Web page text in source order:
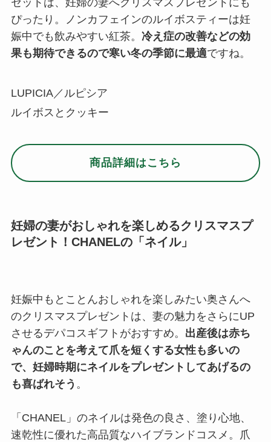
セットは、妊婦の妻へクリスマスプレゼントにも
ぴったり。ノンカフェインのルイボスティーは妊
娠中でも飲みやすい紅茶。 冷え症の改善などの効
果も期待できるので寒い冬の季節に最適ですね。
LUPICIA／ルピシア
ルイボスとクッキー
商品詳細はこちら
妊婦の妻がおしゃれを楽しめるクリスマスプ
レゼント！CHANELの「ネイル」
妊娠中もとことんおしゃれを楽しみたい奥さんへ
のクリスマスプレゼントは、妻の魅力をさらにUP
させるデパコスギフトがおすすめ。 出産後は赤ち
ゃんのことを考えて爪を短くする女性も多いの
で、妊婦時期にネイルをプレゼントしてあげるの
も喜ばれそう 。
「CHANEL」のネイルは発色の良さ、塗り心地、
速乾性に優れた高品質なハイブランドコスメ。爪